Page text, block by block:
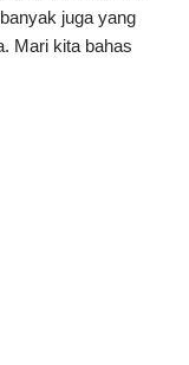
juga yang
Mari kita bahas